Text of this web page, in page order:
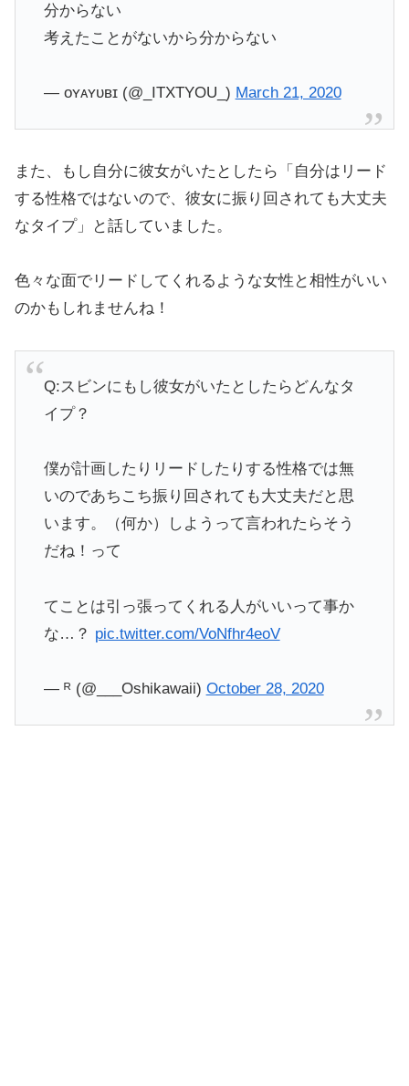
分からない
考えたことがないから分からない
— ᴏʏᴀʏᴜʙɪ (@_ITXTYOU_) March 21, 2020
また、もし自分に彼女がいたとしたら「自分はリード
する性格ではないので、彼女に振り回されても大丈夫
なタイプ」と話していました。
色々な面でリードしてくれるような女性と相性がいい
のかもしれませんね！
Q:スビンにもし彼女がいたとしたらどんなタ
イプ？
僕が計画したりリードしたりする性格では無
いのであちこち振り回されても大丈夫だと思
います。（何か）しようって言われたらそう
だね！って
てことは引っ張ってくれる人がいいって事か
な…？ pic.twitter.com/VoNfhr4eoV
— ᴿ (@___Oshikawaii) October 28, 2020